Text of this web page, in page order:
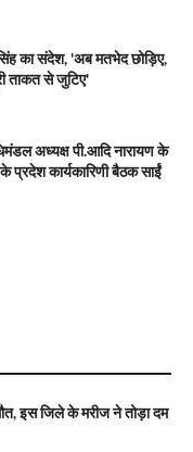
का संदेश, 'अब मतभेद छोड़िए,
ताकत से जुटिए'
अध्यक्ष पी.आदि नारायण के
प्रदेश कार्यकारिणी बैठक साईं
इस जिले के मरीज ने तोड़ा दम